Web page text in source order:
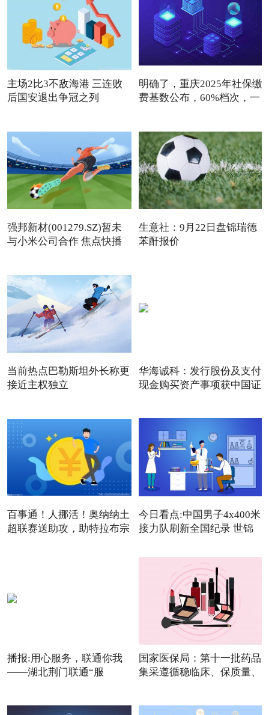
主场2比3不敌海港 三连败
后国安退出争冠之列
明确了，重庆2025年社保缴
费基数公布，60%档次，一
强邦新材(001279.SZ)暂未
与小米公司合作 焦点快播
生意社：9月22日盘锦瑞德
苯酐报价
当前热点巴勒斯坦外长称更
接近主权独立
华海诚科：发行股份及支付
现金购买资产事项获中国证
百事通！人挪活！奥纳纳土
超联赛送助攻，助特拉布宗
今日看点:中国男子4x400米
接力队刷新全国纪录 世锦
播报:用心服务，联通你我
——湖北荆门联通“服
国家医保局：第十一批药品
集采遵循稳临床、保质量、